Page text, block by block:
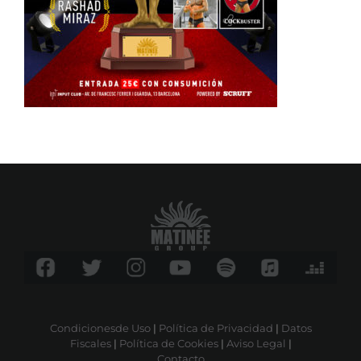
Condicionesde Uso| Política de Privacidad | Datos
Fiscales| Política de Cookies| Aviso Legal |